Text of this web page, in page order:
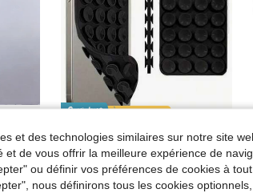
60/Pièces Autocollants à base de plantes pour le nombril, patchs pour le bouton abdominal - Adhésif raffermissant pour la taille, l'abdomen, les bras et les cuisses, convient pour les mariages, l'anniversaire de la mère, les voyages à la plage et les occasions festives. C'est un cadeau idéal pour les femmes, les mères, les enseignants, les amis,
1 pièce Poignée adhésive en silicone pour téléphone, support de téléphone à ventouse, poignée de téléphone mains libres adhésive pour selfie et vidéo, support de préhension pour téléphone, poignée de téléphone en silicone, support de téléphone à ventouse, poignée de téléphone mains libres, support anneau, compatible avec les téléphones iOS et Android
#2 BEST-SELLERS de produits à bas prix à 3 $ Supports et étagères
Dès2,45€ 2,47€
et des technologies similaires sur notre site
et de vous offrir la meilleure expérience de
ou définir vos préférences de cookies à
nous définirons tous les cookies